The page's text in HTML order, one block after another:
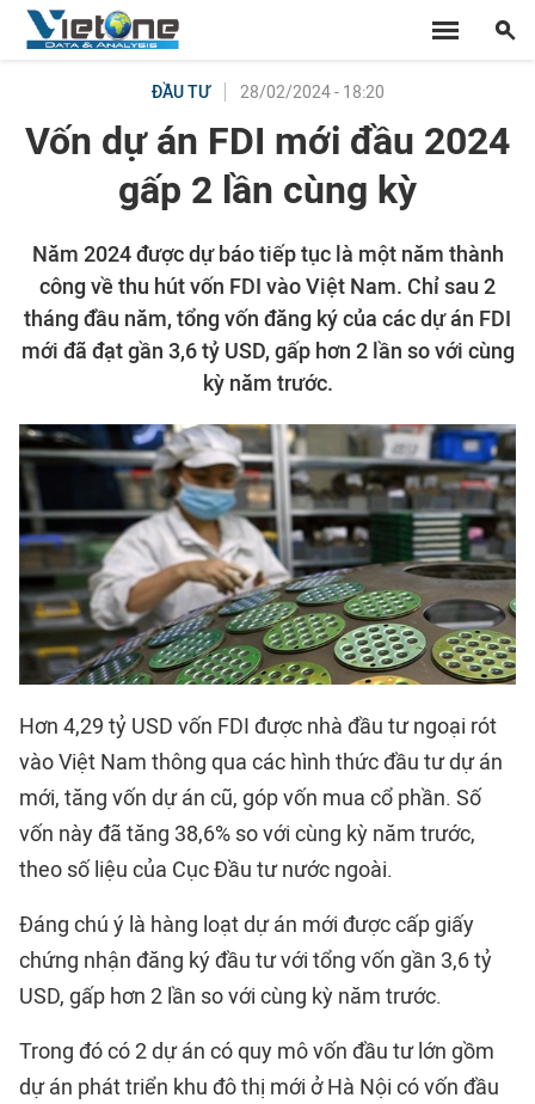
ĐẦU TƯ 28/02/2024 - 18:20
Vốn dự án FDI mới đầu 2024
gấp 2 lần cùng kỳ
Năm 2024 được dự báo tiếp tục là một năm thành
công về thu hút vốn FDI vào Việt Nam. Chỉ sau 2
tháng đầu năm, tổng vốn đăng ký của các dự án FDI
mới đã đạt gần 3,6 tỷ USD, gấp hơn 2 lần so với cùng
kỳ năm trước.
Hơn 4,29 tỷ USD vốn FDI được nhà đầu tư ngoại rót
vào Việt Nam thông qua các hình thức đầu tư dự án
mới, tăng vốn dự án cũ, góp vốn mua cổ phần. Số
vốn này đã tăng 38,6% so với cùng kỳ năm trước,
theo số liệu của Cục Đầu tư nước ngoài.
Đáng chú ý là hàng loạt dự án mới được cấp giấy
chứng nhận đăng ký đầu tư với tổng vốn gần 3,6 tỷ
USD, gấp hơn 2 lần so với cùng kỳ năm trước.
Trong đó có 2 dự án có quy mô vốn đầu tư lớn gồm
dự án phát triển khu đô thị mới ở Hà Nội có vốn đầu